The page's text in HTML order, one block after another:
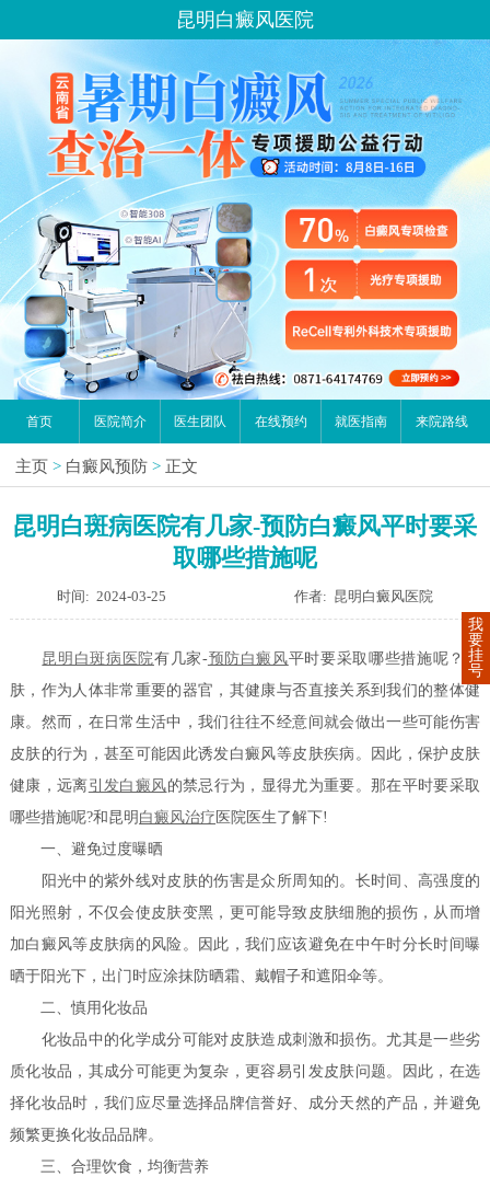
昆明白癜风医院
首页 医院简介 医生团队 在线预约 就医指南 来院路线
主页 > 白癜风预防 > 正文
昆明白斑病医院有几家-预防白癜风平时要采
取哪些措施呢
时间: 2024-03-25 作者: 昆明白癜风医院
昆明白斑病医院有几家-预防白癜风平时要采取哪些措施呢？皮
肤，作为人体非常重要的器官，其健康与否直接关系到我们的整体健
康。然而，在日常生活中，我们往往不经意间就会做出一些可能伤害
皮肤的行为，甚至可能因此诱发白癜风等皮肤疾病。因此，保护皮肤
健康，远离引发白癜风的禁忌行为，显得尤为重要。那在平时要采取
哪些措施呢?和昆明 白癜风治疗 医院医生了解下!
一、避免过度曝晒
阳光中的紫外线对皮肤的伤害是众所周知的。长时间、高强度的
阳光照射，不仅会使皮肤变黑，更可能导致皮肤细胞的损伤，从而增
加白癜风等皮肤病的风险。因此，我们应该避免在中午时分长时间曝
晒于阳光下，出门时应涂抹防晒霜、戴帽子和遮阳伞等。
二、慎用化妆品
化妆品中的化学成分可能对皮肤造成刺激和损伤。尤其是一些劣
质化妆品，其成分可能更为复杂，更容易引发皮肤问题。因此，在选
择化妆品时，我们应尽量选择品牌信誉好、成分天然的产品，并避免
频繁更换化妆品品牌。
三、合理饮食，均衡营养
我
要
挂
号